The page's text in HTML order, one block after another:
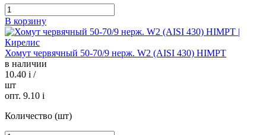
В корзину
Хомут червячный 50-70/9 нерж. W2 (AISI 430) HIMPT
в наличии
10.40 i /
шт
опт. 9.10 i
Количество (шт)